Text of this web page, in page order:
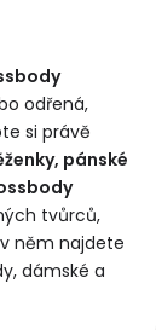
odřená,
si právě
pánské
tvůrců,
něm najdete
dámské a